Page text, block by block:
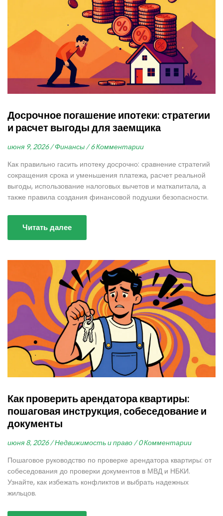
Досрочное погашение ипотеки: стратегии
и расчет выгоды для заемщика
июня 9, 2026 / Финансы / 6 Комментарии
Как правильно гасить ипотеку досрочно: сравнение стратегий
сокращения срока и уменьшения платежа, расчет реальной
выгоды, использование налоговых вычетов и маткапитала, а
также правила создания финансовой подушки безопасности.
Читать далее
Как проверить арендатора квартиры:
пошаговая инструкция, собеседование и
документы
июня 8, 2026 / Недвижимость и право / 0 Комментарии
Пошаговое руководство по проверке арендатора квартиры: от
собеседования до проверки документов в МВД и НБКИ.
Узнайте, как избежать конфликтов и выбрать надежных
жильцов.